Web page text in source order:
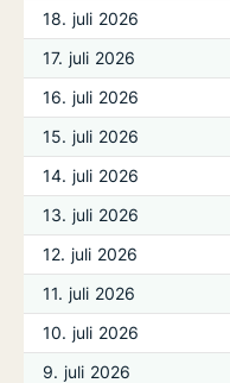
18. juli 2026
17. juli 2026
16. juli 2026
15. juli 2026
14. juli 2026
13. juli 2026
12. juli 2026
11. juli 2026
10. juli 2026
9. juli 2026